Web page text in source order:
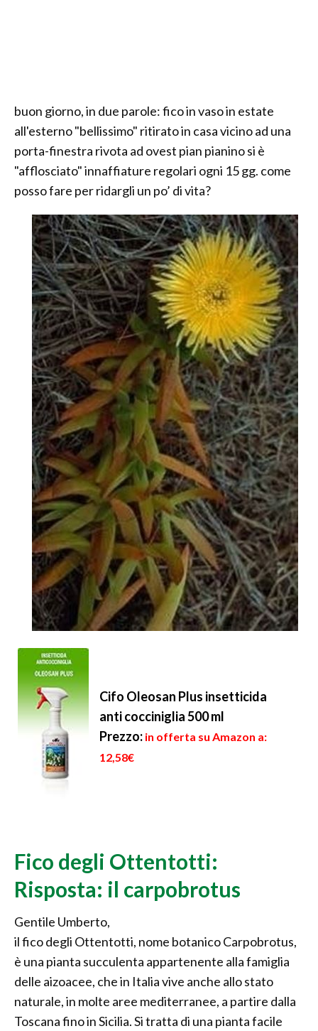
buon giorno, in due parole: fico in vaso in estate
all'esterno "bellissimo" ritirato in casa vicino ad una
porta-finestra rivota ad ovest pian pianino si è
"afflosciato" innaffiature regolari ogni 15 gg. come
posso fare per ridargli un po’ di vita?
Cifo Oleosan Plus insetticida
anti cocciniglia 500 ml
Prezzo: in offerta su Amazon a:
12,58€
Fico degli Ottentotti:
Risposta: il carpobrotus
Gentile Umberto,
il fico degli Ottentotti, nome botanico Carpobrotus,
è una pianta succulenta appartenente alla famiglia
delle aizoacee, che in Italia vive anche allo stato
naturale, in molte aree mediterranee, a partire dalla
Toscana fino in Sicilia. Si tratta di una pianta facile